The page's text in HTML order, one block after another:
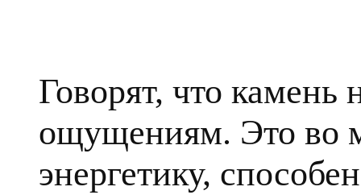
Говорят, что
ощущениям. Это во
энергетику,